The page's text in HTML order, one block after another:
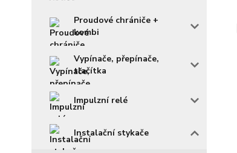
Proudové chrániče +
kombi
Vypínače, přepínače,
tlačítka
Impulzní relé
Instalační stykače